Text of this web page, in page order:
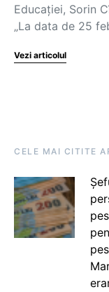
Educației, Sorin
„La data de 25
Vezi articolul
CELE MAI CITITE